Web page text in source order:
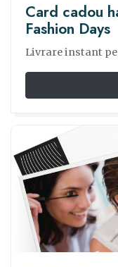
Card cadou
Fashion Days
Livrare instant